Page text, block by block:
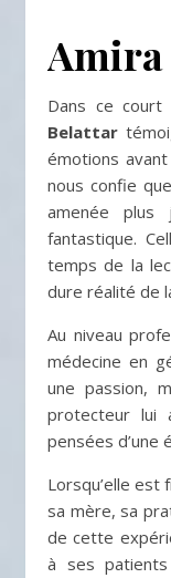
Dans ce court
Belattar
émotions
nous confie
amenée plus
fantastique.
temps de la
dure réalité de
Au niveau
médecine en
une passion,
protecteur lui
pensées d’une
Lorsqu’elle est
sa mère, sa
de cette
à ses patients